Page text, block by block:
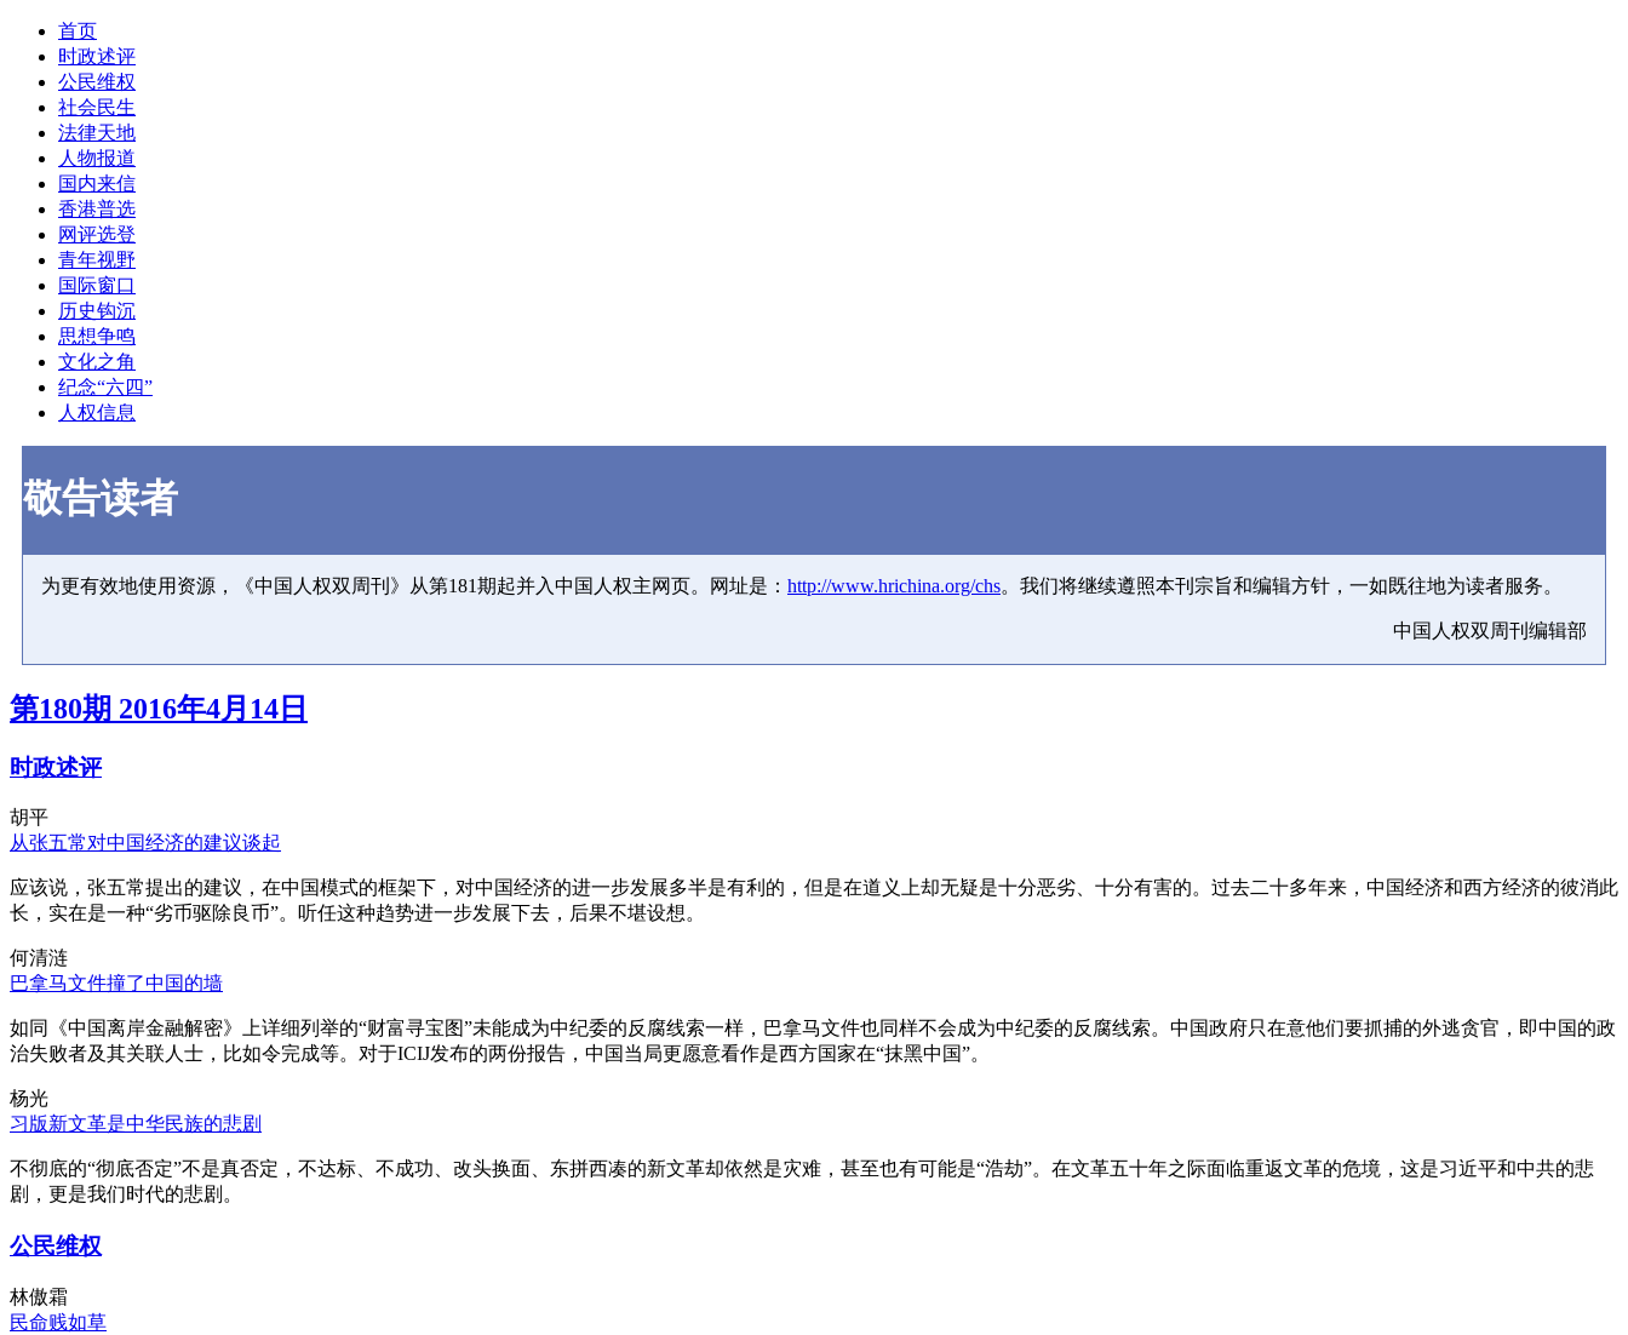
首页
时政述评
公民维权
社会民生
法律天地
人物报道
国内来信
香港普选
网评选登
青年视野
国际窗口
历史钩沉
思想争鸣
文化之角
纪念“六四”
人权信息
敬告读者
为更有效地使用资源，《中国人权双周刊》从第181期起并入中国人权主网页。网址是： http://www.hrichina.org/chs。我们将继续遵照本刊宗旨和编辑方针，一如既往地为读者服务。
中国人权双周刊编辑部
第180期 2016年4月14日
时政述评
胡平
从张五常对中国经济的建议谈起
应该说，张五常提出的建议，在中国模式的框架下，对中国经济的进一步发展多半是有利的，但是在道义上却无疑是十分恶劣、十分有害的。过去二十多年来，中国经济和西方经济的彼消此
长，实在是一种“劣币驱除良币”。听任这种趋势进一步发展下去，后果不堪设想。
何清涟
巴拿马文件撞了中国的墙
如同《中国离岸金融解密》上详细列举的“财富寻宝图”未能成为中纪委的反腐线索一样，巴拿马文件也同样不会成为中纪委的反腐线索。中国政府只在意他们要抓捕的外逃贪官，即中国的政
治失败者及其关联人士，比如令完成等。对于ICIJ发布的两份报告，中国当局更愿意看作是西方国家在“抹黑中国”。
杨光
习版新文革是中华民族的悲剧
不彻底的“彻底否定”不是真否定，不达标、不成功、改头换面、东拼西凑的新文革却依然是灾难，甚至也有可能是“浩劫”。在文革五十年之际面临重返文革的危境，这是习近平和中共的悲
剧，更是我们时代的悲剧。
公民维权
林傲霜
民命贱如草